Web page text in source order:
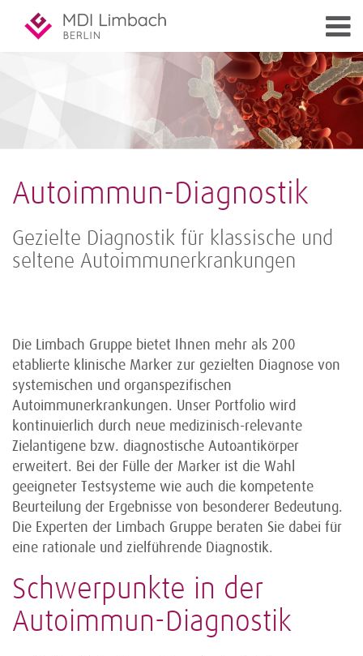
Autoimmun-Diagnostik
Gezielte Diagnostik für klassische und
seltene Autoimmunerkrankungen
Die Limbach Gruppe bietet Ihnen mehr als 200
etablierte klinische Marker zur gezielten Diagnose von
systemischen und organspezifischen
Autoimmunerkrankungen. Unser Portfolio wird
kontinuierlich durch neue medizinisch-relevante
Zielantigene bzw. diagnostische Autoantikörper
erweitert. Bei der Fülle der Marker ist die Wahl
geeigneter Testsysteme wie auch die kompetente
Beurteilung der Ergebnisse von besonderer Bedeutung.
Die Experten der Limbach Gruppe beraten Sie dabei für
eine rationale und zielführende Diagnostik.
Schwerpunkte in der
Autoimmun-Diagnostik